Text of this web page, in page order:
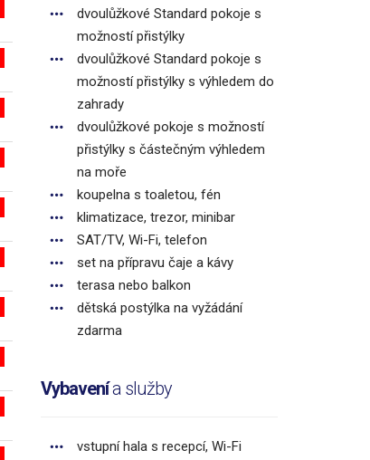
dvoulůžkové Standard pokoje s
možností přistýlky
dvoulůžkové Standard pokoje s
možností přistýlky s výhledem do
zahrady
dvoulůžkové pokoje s možností
přistýlky s částečným výhledem
na moře
koupelna s toaletou, fén
klimatizace, trezor, minibar
SAT/TV, Wi-Fi, telefon
set na přípravu čaje a kávy
terasa nebo balkon
dětská postýlka na vyžádání
zdarma
Vybavenía služby
vstupní hala s recepcí, Wi-Fi